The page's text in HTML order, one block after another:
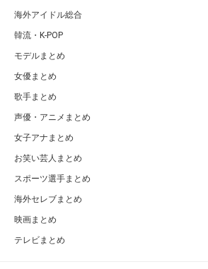
海外アイドル総合
韓流・K-POP
モデルまとめ
女優まとめ
歌手まとめ
声優・アニメまとめ
女子アナまとめ
お笑い芸人まとめ
スポーツ選手まとめ
海外セレブまとめ
映画まとめ
テレビまとめ